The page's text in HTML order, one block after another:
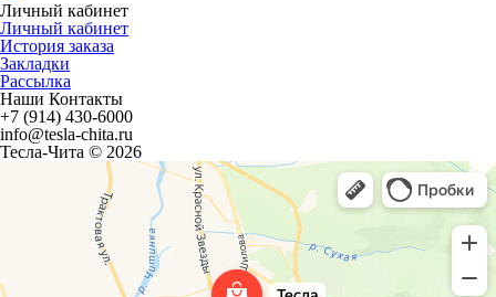
Личный кабинет
Личный кабинет
История заказа
Закладки
Рассылка
Наши Контакты
+7 (914) 430-6000
info@tesla-chita.ru
Тесла-Чита © 2026